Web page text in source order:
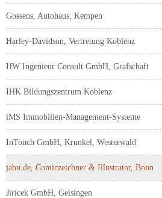
Gossens, Autohaus, Kempen
Harley-Davidson, Vertretung Koblenz
HW Ingenieur Consult GmbH, Grafschaft
IHK Bildungszentrum Koblenz
iMS Immobilien-Management-Systeme
InTouch GmbH, Krunkel, Westerwald
jabu.de, Comiczeichner & Illustrator, Bonn
Jiricek GmbH, Geisingen